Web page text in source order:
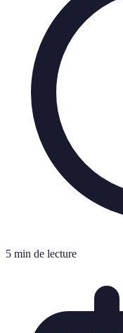
5 min de lecture